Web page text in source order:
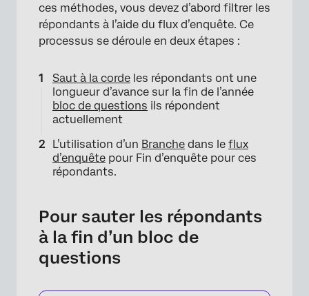
×
ces méthodes, vous devez d’abord filtrer les
répondants à l’aide du flux d’enquête. Ce
processus se déroule en deux étapes :
Saut à la corde les répondants ont une
longueur d’avance sur la fin de l’année
bloc de questions ils répondent
actuellement
L’utilisation d’un Branche dans le flux
d’enquête pour Fin d’enquête pour ces
répondants.
Pour sauter les répondants
à la fin d’un bloc de
questions